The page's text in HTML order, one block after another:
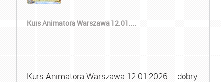
Kurs Animatora Warszawa 12.01....
Kurs Animatora Warszawa 12.01.2026 – dobry